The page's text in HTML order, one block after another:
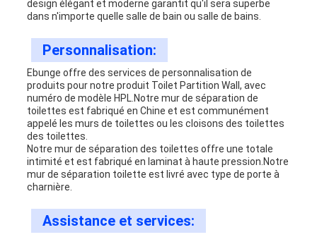
design élégant et moderne garantit qu'il sera superbe
dans n'importe quelle salle de bain ou salle de bains.
Personnalisation:
Ebunge offre des services de personnalisation de
produits pour notre produit Toilet Partition Wall, avec
numéro de modèle HPL.Notre mur de séparation de
toilettes est fabriqué en Chine et est communément
appelé les murs de toilettes ou les cloisons des toilettes
des toilettes.
Notre mur de séparation des toilettes offre une totale
intimité et est fabriqué en laminat à haute pression.Notre
mur de séparation toilette est livré avec type de porte à
charnière.
Assistance et services: